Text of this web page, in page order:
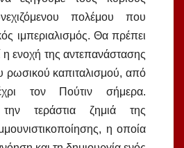
πολέμου που
ιμπεριαλισμός. Θα πρέπει
η ενοχή της αντεπανάστασης
ρωσικού καπιταλισμού, από
τον Πούτιν σήμερα.
την τεράστια ζημιά της
η οποία